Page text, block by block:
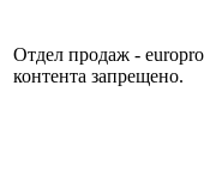
Отдел продаж -
контента запрещено.